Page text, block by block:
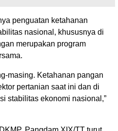
penguatan ketahanan
nasional, khususnya di
merupakan program
masing. Ketahanan pangan
pertanian saat ini dan di
stabilitas ekonomi nasional,”